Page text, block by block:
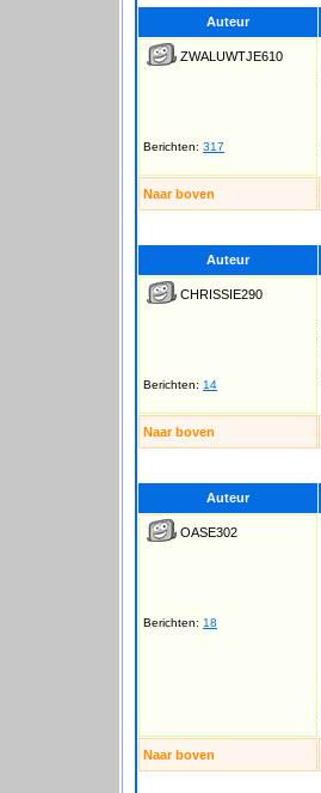
Auteur
ZWALUWTJE610
Berichten: 317
Naar boven
Auteur
CHRISSIE290
Berichten: 14
Naar boven
Auteur
OASE302
Berichten: 18
Naar boven